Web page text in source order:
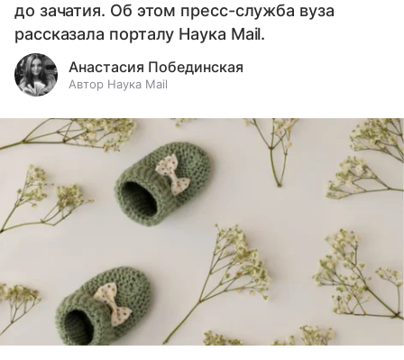
до зачатия. Об этом пресс-служба вуза
рассказала порталу Наука Mail.
Анастасия Побединская
Автор Наука Mail